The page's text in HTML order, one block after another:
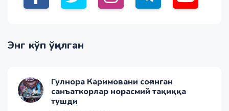
Энг кўп ўқилган
Гулнора Каримовани соғинган
санъаткорлар норасмий тақиққа
тушди